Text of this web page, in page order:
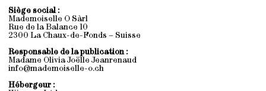
Siège social :
Mademoiselle O Sàrl
Rue de la Balance 10
2300 La Chaux-de-Fonds – Suisse
Responsable de la publication :
Madame Olivia Joëlle Jeanrenaud
info@mademoiselle-o.ch
Hébergeur :